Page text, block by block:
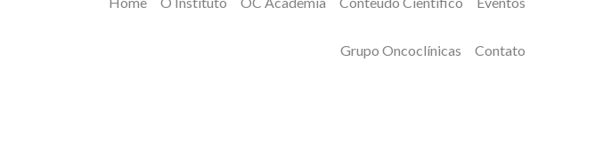
Grupo Oncoclínicas Contato